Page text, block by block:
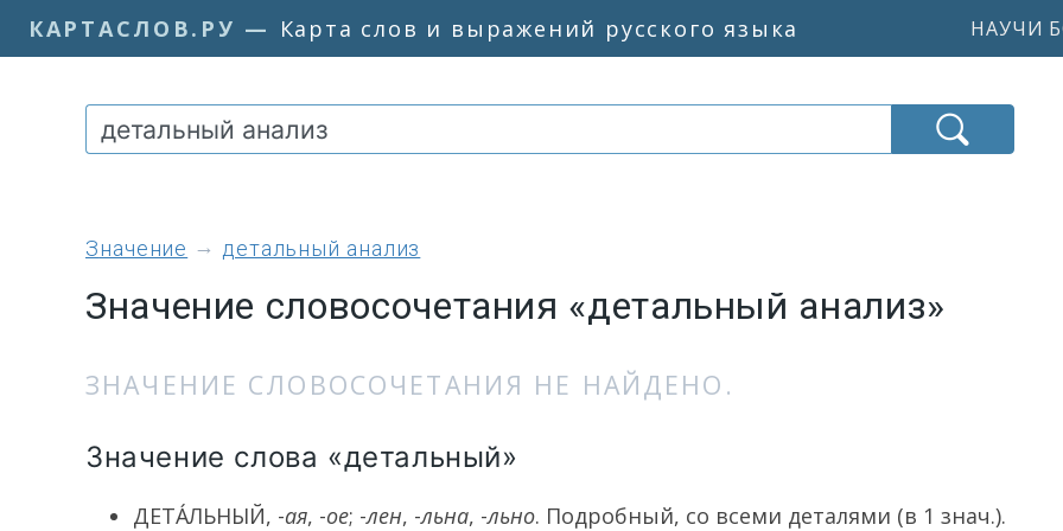
КАРТАСЛОВ.РУ — Карта слов и выражений русского языка НАУЧИ
значение детальный анализ
Значение словосочетания «детальный анализ»
ЗНАЧЕНИЕ СЛОВОСОЧЕТАНИЯ НЕ НАЙДЕНО.
Значение слова «детальный»
ДЕТА́ЛЬНЫЙ, -ая, -ое; -лен, -льна, -льно. Подробный, со всеми деталями (в 1 знач.).